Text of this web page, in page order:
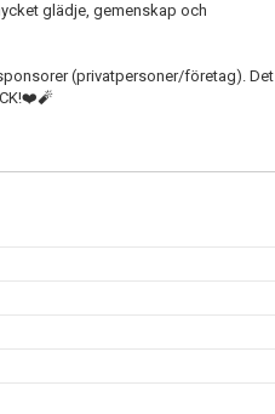
glädje, gemenskap och
(privatpersoner/företag). Det